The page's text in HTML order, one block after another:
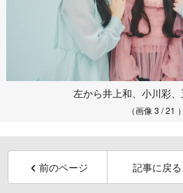
左から井上和、小川彩、
（画像 3 / 21 ）
前のページ 記事に戻る